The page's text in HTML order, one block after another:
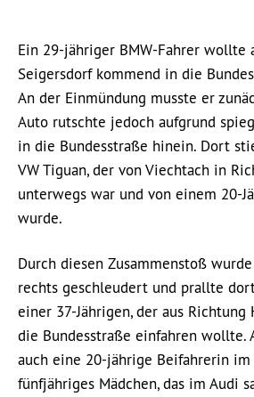
Ein 29-jähriger BMW-Fahrer wollte
Seigersdorf kommend in die
An der Einmündung musste er
Auto rutschte jedoch aufgrund
in die Bundesstraße hinein. Dort
VW Tiguan, der von Viechtach in
unterwegs war und von einem 20-
wurde.
Durch diesen Zusammenstoß
rechts geschleudert und prallte
einer 37-Jährigen, der aus
die Bundesstraße einfahren wollte.
auch eine 20-jährige Beifahrerin
fünfjähriges Mädchen, das im Audi